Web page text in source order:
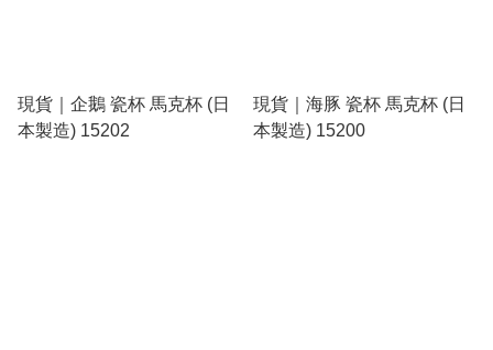
現貨｜企鵝 瓷杯 馬克杯 (日
本製造) 15202
現貨｜海豚 瓷杯 馬克杯 (日
本製造) 15200